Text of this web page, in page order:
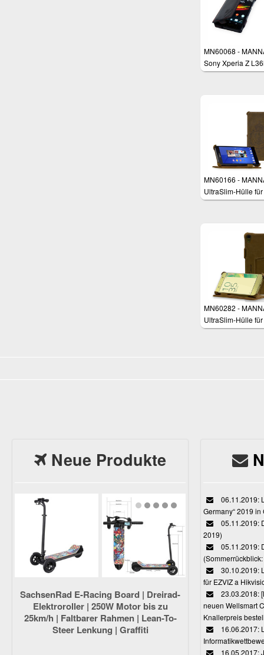
MN60068 -
Sony Xperia Z
Schutzhülle
MN60166 -
UltraSlim-Hülle
Xperia Z3, Z3+
MN60282 -
UltraSlim-Hülle
Xperia XA
Neue Produkte
SachsenRad E-Racing Board | Dreirad-
Elektroroller | 250W Motor bis zu
25km/h | Faltbarer Rahmen | Lean-To-
Steer Lenkung | Graffiti
06.11.2019:
Germany“ 2019
05.11.2019:
2019)
05.11.2019:
30.10.2019:
für EZVIZ a
23.03.2018:
neuen Wellsmart
Knallerpreis
16.06.2017:
16.05.2017: